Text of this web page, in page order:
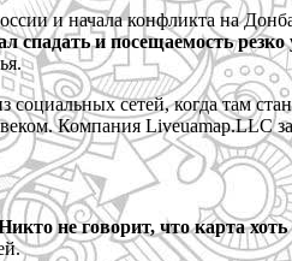
и начала конфликта на
спадать и посещаемость резко
социальных сетей, когда там
Компания
не говорит, что карта